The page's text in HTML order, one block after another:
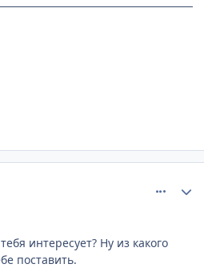
интересует? Ну из какого
поставить.